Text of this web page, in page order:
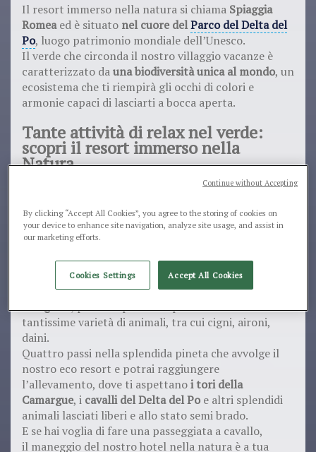
Il resort immerso nella natura si chiama Spiaggia
Romeaed è situato nel cuore delParco del Delta del
Po, luogo patrimonio mondiale dell’Unesco.
Il verde che circonda il nostro villaggio vacanze è
caratterizzato dauna biodiversità unica al mondo, un
ecosistema che ti riempirà gli occhi di colori e
armonie capaci di lasciarti a bocca aperta.
Tante attività di relax nel verde:
scopri il resort immerso nella
Natura
Sono tantissime le attività che proponiamo per le
tuevacanze relax nella natura, ognuna pensata per
essereadatta a tutti: bambini, adulti e famiglie con
cani al seguito.
Un esempio?
Grazie al nostroservizio di mini safari nella natura
con guida, potrai esplorare il parco e osservare
tantissime varietà di animali, tra cui cigni, aironi,
daini.
Quattro passi nella splendida pineta che avvolge il
nostro eco resort e potrai raggiungere
l’allevamento, dove ti aspettanoi tori della
Camargue, i cavalli del Delta del Po e altri splendidi
animali lasciati liberi e allo stato semi brado.
E se hai voglia di fare una passeggiata a cavallo,
il maneggio del nostro hotel nella natura è a tua
By clicking “Accept All Cookies”, you agree to the storing of cookies on
your device to enhance site navigation, analyze site usage, and assist in
our marketing efforts.
Cookies Settings Accept All Cookies
Continue without Accepting